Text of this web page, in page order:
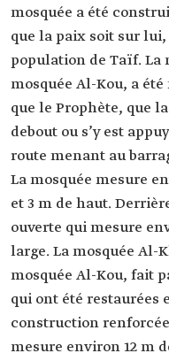
mosquée a été
que la paix soit sur
population de Taïf. La
mosquée Al-Kou, a
que le Prophète, que
debout ou s’y est
route menant au
La mosquée mesure
et 3 m de haut.
ouverte qui mesure
large. La mosquée Al-
mosquée Al-Kou, fait
qui ont été restaurées
construction
mesure environ 12 m